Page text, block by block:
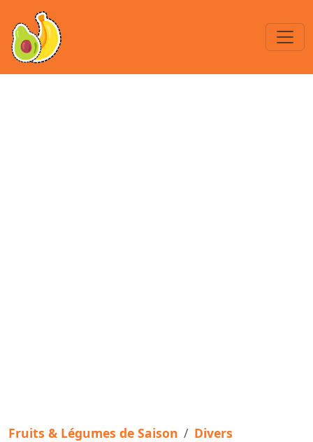
Fruits & Légumes de Saison
Divers